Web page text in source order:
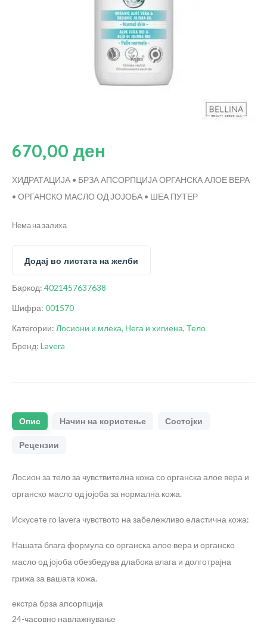
670,00 ден
ХИДРАТАЦИЈА • БРЗА АПСОРПЦИЈАОРГАНСКА АЛОЕ ВЕРА
• ОРГАНСКО МАСЛО ОД ЈОЈОБА • ШЕА ПУТЕР
Нема на залиха
Додај во листата на желби
Баркод: 4021457637638
Шифра: 001570
Категории: Лосиони и млека, Нега и хигиена, Тело
Бренд: Lavera
Опис Начин на користење Состојки
Рецензии
Лосион за тело за чувствителна кожа со органска алое вера и
органско масло од јојоба за нормална кожа.
Искусете го lavera чувството на забележливо еластична кожа:
Нашата блага формула со органска алое вера и органско
масло од јојоба обезбедува длабока влага и долготрајна
грижа за вашата кожа.
екстра брза апсорпција
24-часовно навлажнување